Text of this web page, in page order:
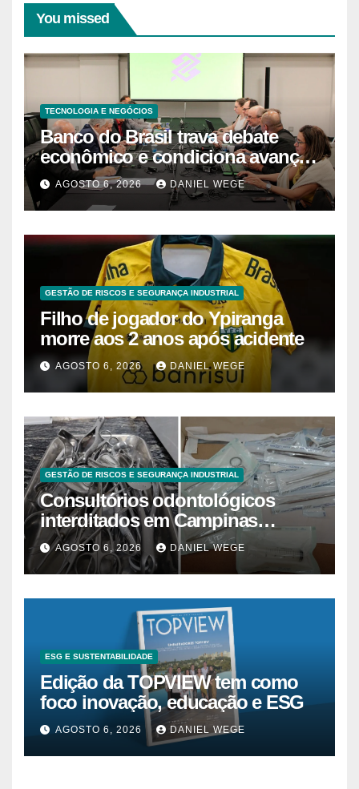
You missed
TECNOLOGIA E NEGÓCIOS
Banco do Brasil trava debate
econômico e condiciona avanços
à decisão da Fenaban | Contec
Brasil
AGOSTO 6, 2026 DANIEL WEGE
GESTÃO DE RISCOS E SEGURANÇA INDUSTRIAL
Filho de jogador do Ypiranga
morre aos 2 anos após acidente
AGOSTO 6, 2026 DANIEL WEGE
GESTÃO DE RISCOS E SEGURANÇA INDUSTRIAL
Consultórios odontológicos
interditados em Campinas
superam 2025
AGOSTO 6, 2026 DANIEL WEGE
ESG E SUSTENTABILIDADE
Edição da TOPVIEW tem como
foco inovação, educação e ESG
AGOSTO 6, 2026 DANIEL WEGE